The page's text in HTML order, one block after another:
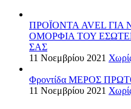
ΠΡΟΪΟΝΤΑ AVEL ΓΙΑ
ΟΜΟΡΦΙΑ ΤΟΥ
ΣΑΣ
11 Νοεμβρίου 2021
Φροντίδα ΜΕΡΟΣ
11 Νοεμβρίου 2021